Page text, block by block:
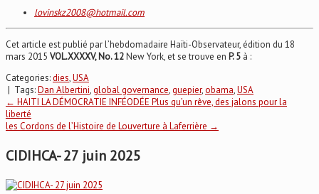
lovinskz2008@hotmail.com
Cet article est publié par l’hebdomadaire Haïti-Observateur, édition du 18
mars 2015 VOL.XXXXV, No. 12New York, et se trouve en P. 5 à :
Categories:dies,USA
| Tags:Dan Albertini,global governance,guepier,obama,USA
Post
navigation
← HAITI LA DÉMOCRATIE INFÉODÉE Plus qu’un rêve, des jalons pour la
liberté
les Cordons de l’Histoire de Louverture à Laferrière →
CIDIHCA- 27 juin 2025